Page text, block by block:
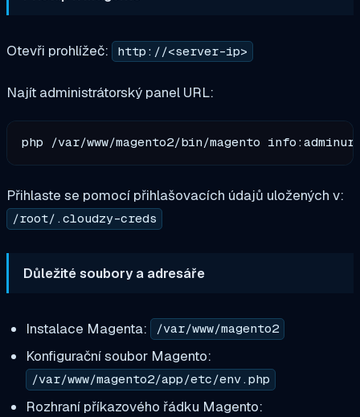
Otevři prohlížeč: http://<server-ip>
Najít administrátorský panel URL:
Přihlaste se pomocí přihlašovacích údajů uložených v:
/root/.cloudzy-creds
Důležité soubory a adresáře
Instalace Magenta: /var/www/magento2
Konfigurační soubor Magento:
/var/www/magento2/app/etc/env.php
Rozhraní příkazového řádku Magento: